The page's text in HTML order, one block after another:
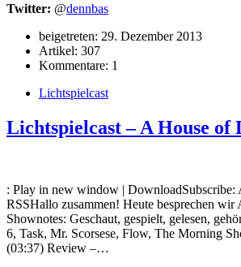
Twitter: @dennbas
beigetreten: 29. Dezember 2013
Artikel: 307
Kommentare: 1
Lichtspielcast
Lichtspielcast – A House of
: Play in new window | DownloadSubscribe:
RSSHallo zusammen! Heute besprechen wir
Shownotes: Geschaut, gespielt, gelesen,
6, Task, Mr. Scorsese, Flow, The Morning
(03:37) Review –…